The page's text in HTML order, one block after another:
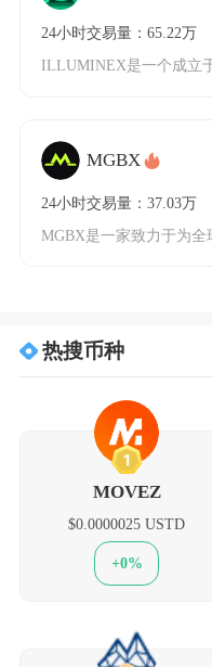
24小时交易量：65.22万
MGBX
24小时交易量：37.03万
热搜币种
1
MOVEZ
$0.0000025 USTD
+0%